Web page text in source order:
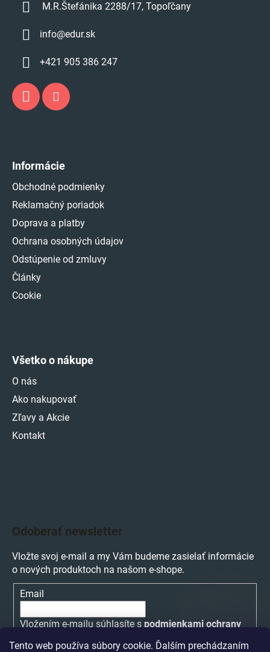
Tento web používa súbory cookie. Ďalším prechádzaním
M.R.Štefánika 2288/17, Topoľčany
info@edur.sk
+421 905 386 247
Informácie
Obchodné podmienky
Reklamačný poriadok
Doprava a platby
Ochrana osobných údajov
Odstúpenie od zmluvy
Články
Cookie
Všetko o nákupe
O nás
Ako nakupovať
Zľavy a Akcie
Kontakt
Odoberať newsletter
Vložte svoj e-mail a my Vám budeme zasielať informácie
o nových produktoch na našom e-shope.
Email
Vložením e-mailu súhlasíte s podmienkami ochrany